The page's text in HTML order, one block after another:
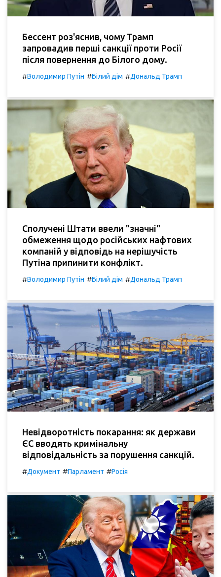
Бессент роз'яснив, чому Трамп
запровадив перші санкції проти Росії
після повернення до Білого дому.
#Володимир Путін #Білий дім #Дональд Трамп
Сполучені Штати ввели "значні"
обмеження щодо російських нафтових
компаній у відповідь на нерішучість
Путіна припинити конфлікт.
#Володимир Путін #Білий дім #Дональд Трамп
Невідворотність покарання: як держави
ЄС вводять кримінальну
відповідальність за порушення санкцій.
#Документ #Парламент #Росія